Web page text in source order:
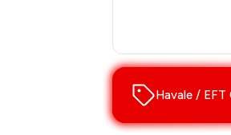
Havale / EFT